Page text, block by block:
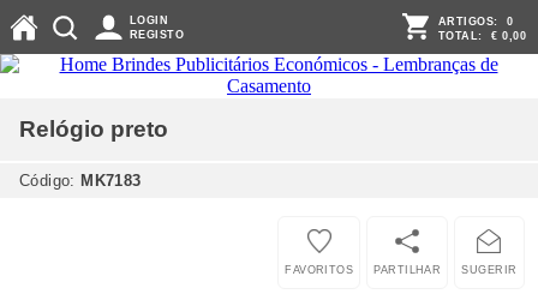
LOGIN
REGISTO
ARTIGOS: 0
TOTAL: € 0,00
Relógio preto
Código: MK7183
SUGERIR
PARTILHAR
FAVORITOS